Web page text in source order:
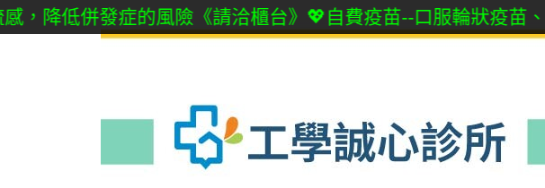
的風險《請洽櫃台》💖自費疫苗--口服輪狀疫苗、腦膜炎